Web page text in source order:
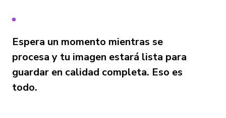
Espera un momento mientras se
procesa y tu imagen estará lista para
guardar en calidad completa. Eso es
todo.